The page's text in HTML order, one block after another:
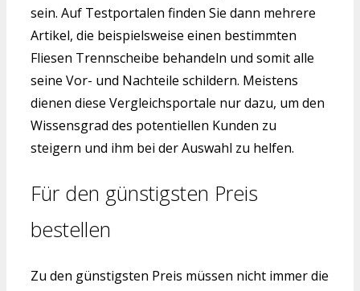
sein. Auf Testportalen finden Sie dann mehrere
Artikel, die beispielsweise einen bestimmten
Fliesen Trennscheibe behandeln und somit alle
seine Vor- und Nachteile schildern. Meistens
dienen diese Vergleichsportale nur dazu, um den
Wissensgrad des potentiellen Kunden zu
steigern und ihm bei der Auswahl zu helfen.
Für den günstigsten Preis
bestellen
Zu den günstigsten Preis müssen nicht immer die